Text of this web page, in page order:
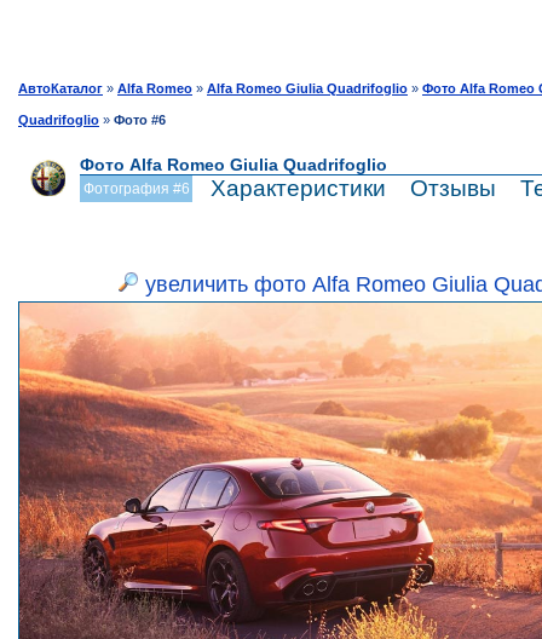
АвтоКаталог » Alfa Romeo » Alfa Romeo Giulia Quadrifoglio » Фото Alfa Romeo
Quadrifoglio » Фото #6
Фото Alfa Romeo Giulia Quadrifoglio
Фотография #6 Характеристики Отзывы
увеличить фото Alfa Romeo Giulia